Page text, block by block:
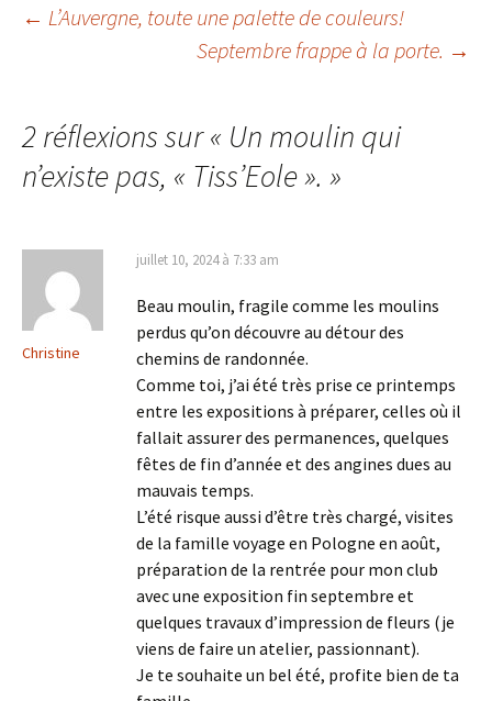
Navigation
articles
← L’Auvergne, toute une palette de couleurs!
Septembre frappe à la porte. →
2 réflexions sur « Un moulin qui
n’existe pas, « Tiss’Eole ». »
Christine
juillet 10, 2024 à 7:33 am
Beau moulin, fragile comme les moulins
perdus qu’on découvre au détour des
chemins de randonnée.
Comme toi, j’ai été très prise ce printemps
entre les expositions à préparer, celles où il
fallait assurer des permanences, quelques
fêtes de fin d’année et des angines dues au
mauvais temps.
L’été risque aussi d’être très chargé, visites
de la famille voyage en Pologne en août,
préparation de la rentrée pour mon club
avec une exposition fin septembre et
quelques travaux d’impression de fleurs (je
viens de faire un atelier, passionnant).
Je te souhaite un bel été, profite bien de ta